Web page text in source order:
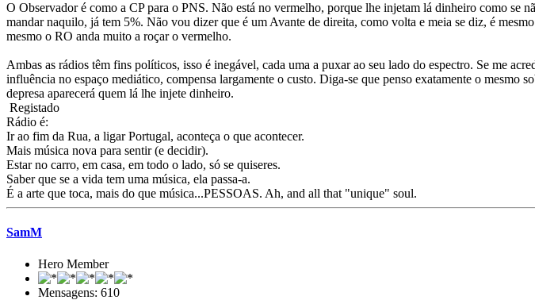
O Observador é como a CP para o PNS. Não está no vermelho, porque lhe injetam lá dinheiro como se
mandar naquilo, já tem 5%. Não vou dizer que é um Avante de direita, como volta e meia se diz, é
mesmo o RO anda muito a roçar o vermelho.
Ambas as rádios têm fins políticos, isso é inegável, cada uma a puxar ao seu lado do espectro. Se me
influência no espaço mediático, compensa largamente o custo. Diga-se que penso exatamente o mesmo
depresa aparecerá quem lá lhe injete dinheiro.
Registado
Rádio é:
Ir ao fim da Rua, a ligar Portugal, aconteça o que acontecer.
Mais música nova para sentir (e decidir).
Estar no carro, em casa, em todo o lado, só se quiseres.
Saber que se a vida tem uma música, ela passa-a.
É a arte que toca, mais do que música...PESSOAS. Ah, and all that "unique" soul.
SamM
Hero Member
Mensagens: 610